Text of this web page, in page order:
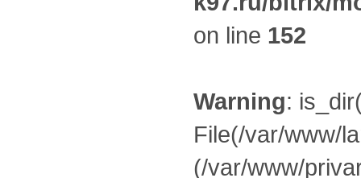
on line 152
Warning:
File(/var/www/
(/var/www/